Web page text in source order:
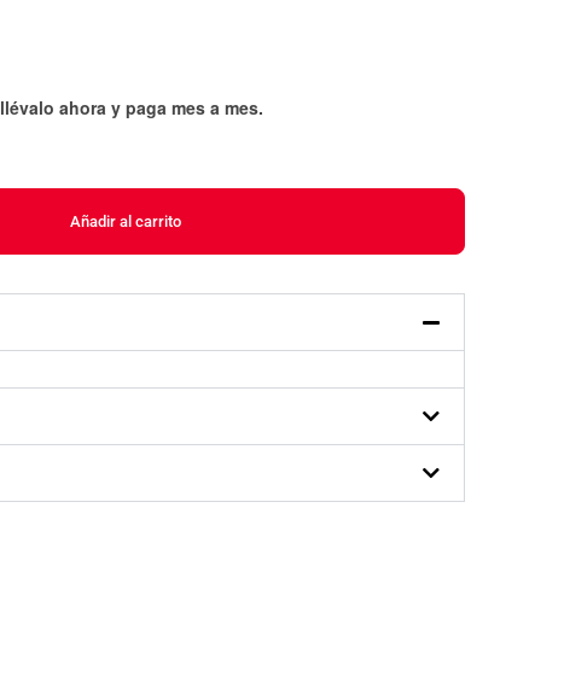
llévalo ahora y paga mes a mes.
Añadir al carrito